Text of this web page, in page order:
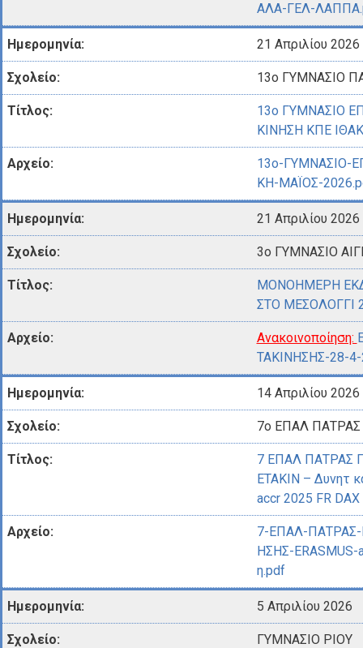
ΑΛΑ-ΓΕΛ-
21 Απριλίου 2026
13ο ΓΥΜΝΑΣΙΟ
13ο ΓΥΜΝΑΣΙΟ
ΚΙΝΗΣΗ ΚΠΕ
13ο-ΓΥΜΝΑΣΙΟ-
ΚΗ-ΜΑΪΟΣ-
21 Απριλίου 2026
3ο ΓΥΜΝΑΣΙΟ
ΜΟΝΟΗΜΕΡΗ
ΣΤΟ ΜΕΣΟΛΟΓΓΙ
Ανακοινοποίηση:
ΤΑΚΙΝΗΣΗΣ-28-
14 Απριλίου 2026
7o ΕΠΑΛ ΠΑΤΡΑΣ
7 ΕΠΑΛ ΠΑΤΡΑΣ
ΕΤΑΚΙΝ – Δυνητ
accr 2025 FR DAX
7-ΕΠΑΛ-
ΗΣΗΣ-ERASMUS-
η.pdf
5 Απριλίου 2026
ΓΥΜΝΑΣΙΟ ΡΙΟΥ